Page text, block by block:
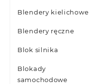
Blendery kielichowe
Blendery ręczne
Blok silnika
Blokady
samochodowe